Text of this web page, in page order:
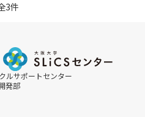
3件
ルサポートセンター
発部